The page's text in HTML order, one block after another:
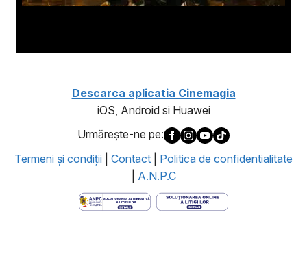
Descarca aplicatia Cinemagia
iOS, Android si Huawei
Urmăreşte-ne pe:
Termeni şi condiţii
Contact
Politica de confidentialitate
A.N.P.C